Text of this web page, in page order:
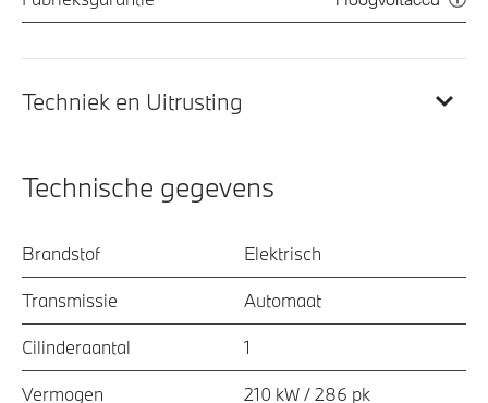
Techniek en Uitrusting
Technische gegevens
Brandstof Elektrisch
Transmissie Automaat
Cilinderaantal 1
Vermogen 210 kW / 286 pk